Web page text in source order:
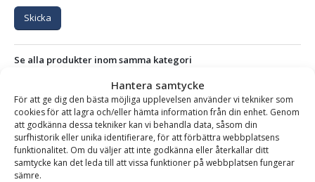
Hantera samtycke
För att ge dig den bästa möjliga upplevelsen använder vi tekniker som
cookies för att lagra och/eller hämta information från din enhet. Genom
att godkänna dessa tekniker kan vi behandla data, såsom din
surfhistorik eller unika identifierare, för att förbättra webbplatsens
funktionalitet. Om du väljer att inte godkänna eller återkallar ditt
samtycke kan det leda till att vissa funktioner på webbplatsen fungerar
sämre.
Skicka
Se alla produkter inom samma kategori
BESKRIVNING